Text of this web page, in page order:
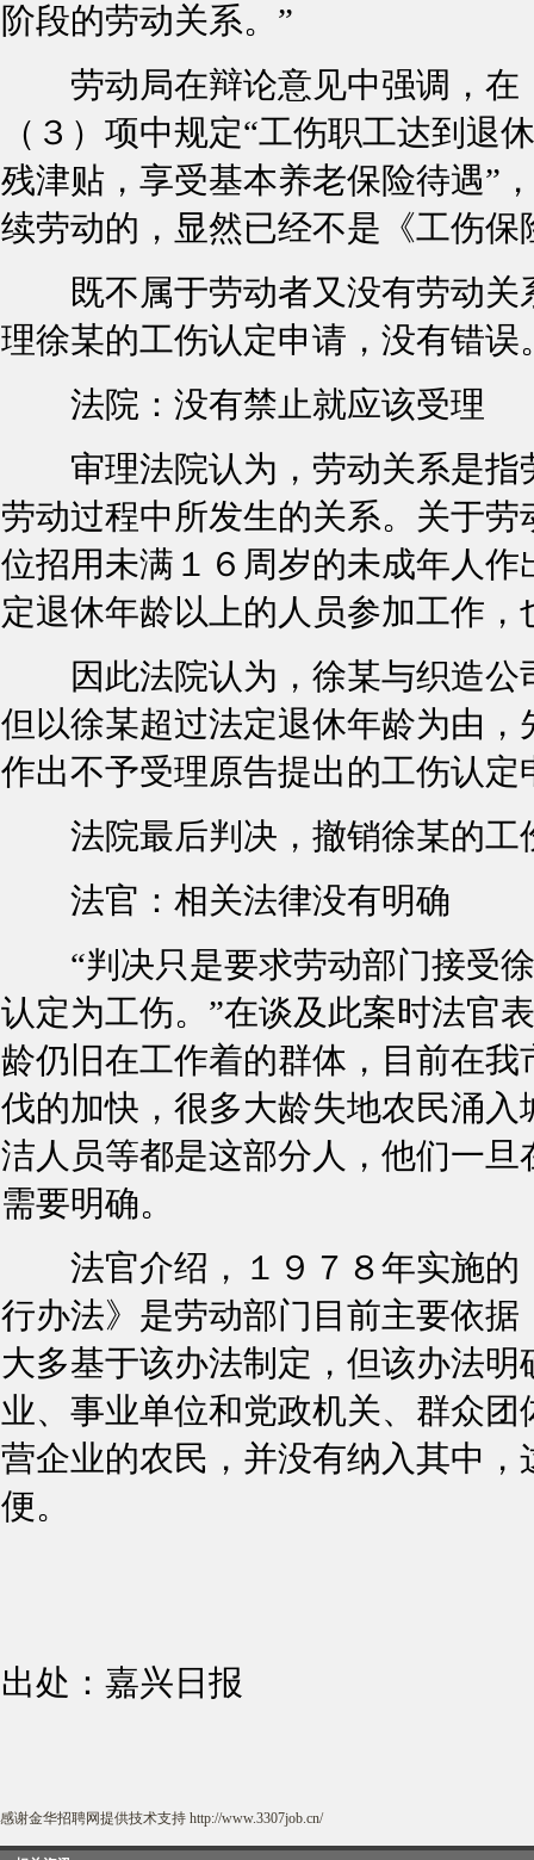
阶段的劳动关系。”
劳动局在辩论意见中强调，在
（３）项中规定“工伤职工达到退
残津贴，享受基本养老保险待遇”
续劳动的，显然已经不是《工伤
既不属于劳动者又没有劳动关
理徐某的工伤认定申请，没有错误
法院：没有禁止就应该受理
审理法院认为，劳动关系是指
劳动过程中所发生的关系。关于
位招用未满１６周岁的未成年人
定退休年龄以上的人员参加工作
因此法院认为，徐某与织造公
但以徐某超过法定退休年龄为由
作出不予受理原告提出的工伤认
法院最后判决，撤销徐某的工
法官：相关法律没有明确
“判决只是要求劳动部门接受徐
认定为工伤。”在谈及此案时法官
龄仍旧在工作着的群体，目前在
伐的加快，很多大龄失地农民涌
洁人员等都是这部分人，他们一
需要明确。
法官介绍，１９７８年实施的
行办法》是劳动部门目前主要依
大多基于该办法制定，但该办法
业、事业单位和党政机关、群众
营企业的农民，并没有纳入其中
便。
出处：嘉兴日报
感谢金华招聘网提供技术支持 http://www.3307job.cn/